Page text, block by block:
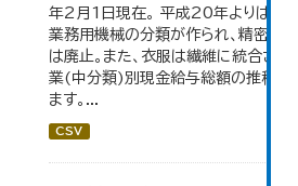
年2月1日現在。 平成20年よりはん用
業務用機械の分類が作られ、精密機械
は廃止。また、衣服は繊維に統合され
業(中分類)別現金給与総額の推移」の
ます。...
CSV